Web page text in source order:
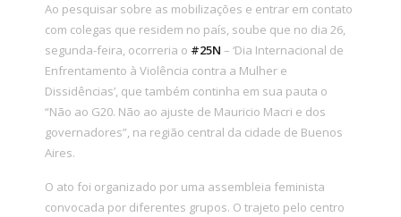
Ao pesquisar sobre as mobilizações e entrar em contato
com colegas que residem no país, soube que no dia 26,
segunda-feira, ocorreria o #25N – ‘Dia Internacional de
Enfrentamento à Violência contra a Mulher e
Dissidências’, que também continha em sua pauta o
“Não ao G20. Não ao ajuste de Mauricio Macri e dos
governadores”, na região central da cidade de Buenos
Aires.
O ato foi organizado por uma assembleia feminista
convocada por diferentes grupos. O trajeto pelo centro